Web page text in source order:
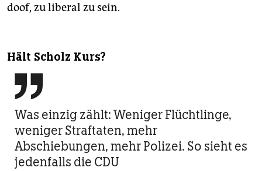
doof, zu liberal zu sein.
Hält Scholz Kurs?

Was einzig zählt: Weniger Flüchtlinge,
weniger Straftaten, mehr
Abschiebungen, mehr Polizei. So sieht es
jedenfalls die CDU